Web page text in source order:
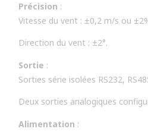
Précision :
Vitesse du vent : ±0,2 m/s ou
Direction du vent : ±2°.
Sortie :
Sorties série isolées RS232,
Deux sorties analogiques
Alimentation :